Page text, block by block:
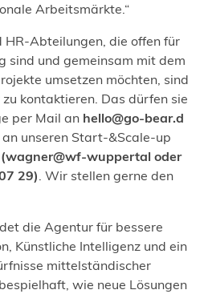
Arbeitsmärkte.“
HR-Abteilungen, die offen für
sind und gemeinsam mit dem
umsetzen möchten, sind
kontaktieren. Das dürfen sie
per Mail an hello go-bear d
unseren Start-&Scale-up
wuppertal oder
29). Wir stellen gerne den
die Agentur für bessere
Künstliche Intelligenz und ein
mittelständischer
wie neue Lösungen